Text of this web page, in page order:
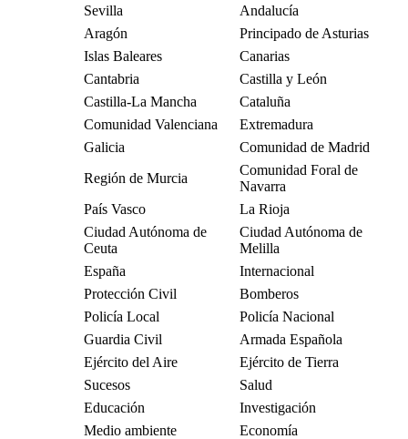
Sevilla
Andalucía
Aragón
Principado de Asturias
Islas Baleares
Canarias
Cantabria
Castilla y León
Castilla-La Mancha
Cataluña
Comunidad Valenciana
Extremadura
Galicia
Comunidad de Madrid
Región de Murcia
Comunidad Foral de
Navarra
País Vasco
La Rioja
Ciudad Autónoma de
Ceuta
Ciudad Autónoma de
Melilla
España
Internacional
Protección Civil
Bomberos
Policía Local
Policía Nacional
Guardia Civil
Armada Española
Ejército del Aire
Ejército de Tierra
Sucesos
Salud
Educación
Investigación
Medio ambiente
Economía